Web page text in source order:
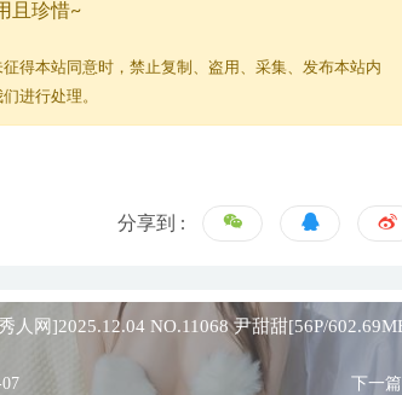
且珍惜~
得本站同意时，禁止复制、盗用、采集、发布本站内
进行处理。
分享到 :
人网]2025.12.04 NO.11068 尹甜甜[56P/
下一篇